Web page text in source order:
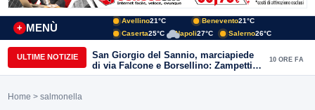
MENÙ
+
Avellino21°C Benevento21°C
Caserta25°C Napoli27°C Salerno26°C
ULTIME NOTIZIE
San Giorgio del Sannio, marciapiede
di via Falcone e Borsellino: Zampetti e
Lombardi replicano alle polemiche
10 ORE FA
Home > salmonella